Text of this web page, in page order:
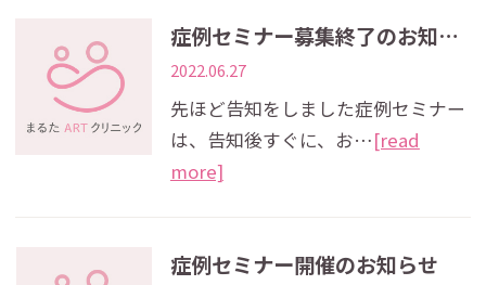
症例セミナー募集終了のお知らせ
2022.06.27
先ほど告知をしました症例セミナー
は、告知後すぐに、お…[read
more]
症例セミナー開催のお知らせ